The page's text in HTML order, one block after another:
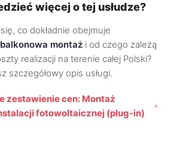
więcej o tej usłudze?
co dokładnie obejmuje
montaż i od czego zależą
realizacji na terenie całej Polski?
szczegółowy opis usługi.
zestawienie cen: Montaż
fotowoltaicznej (plug-in)